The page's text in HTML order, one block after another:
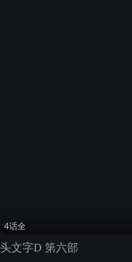
4话全
头文字D 第六部